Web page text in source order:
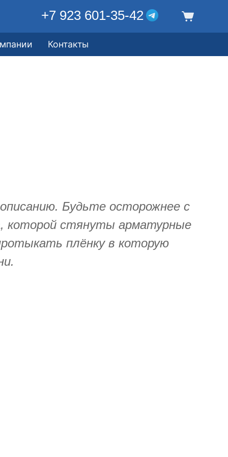
+7 923 601-35-42
Контакты
Будьте осторожнее с
которой стянуты арматурные
плёнку в которую